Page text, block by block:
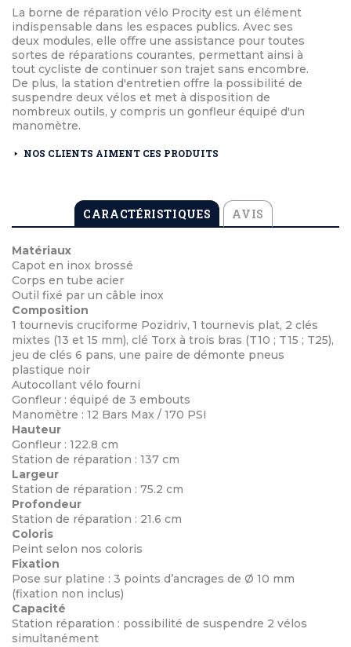
La borne de réparation vélo Procity est un élément
indispensable dans les espaces publics. Avec ses
deux modules, elle offre une assistance pour toutes
sortes de réparations courantes, permettant ainsi à
tout cycliste de continuer son trajet sans encombre.
De plus, la station d'entretien offre la possibilité de
suspendre deux vélos et met à disposition de
nombreux outils, y compris un gonfleur équipé d'un
manomètre.
NOS CLIENTS AIMENT CES PRODUITS
CARACTÉRISTIQUES AVIS
Matériaux
Capot en inox brossé
Corps en tube acier
Outil fixé par un câble inox
Composition
1 tournevis cruciforme Pozidriv, 1 tournevis plat, 2 clés
mixtes (13 et 15 mm), clé Torx à trois bras (T10 ; T15 ; T25),
jeu de clés 6 pans, une paire de démonte pneus
plastique noir
Autocollant vélo fourni
Gonfleur : équipé de 3 embouts
Manomètre : 12 Bars Max / 170 PSI
Hauteur
Gonfleur : 122.8 cm
Station de réparation : 137 cm
Largeur
Station de réparation : 75.2 cm
Profondeur
Station de réparation : 21.6 cm
Coloris
Peint selon nos coloris
Fixation
Pose sur platine : 3 points d’ancrages de Ø 10 mm
(fixation non inclus)
Capacité
Station réparation : possibilité de suspendre 2 vélos
simultanément